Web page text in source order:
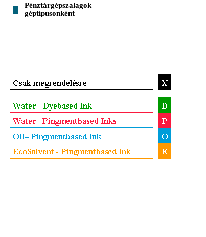
Pénztárgépszalagok
géptípusonként